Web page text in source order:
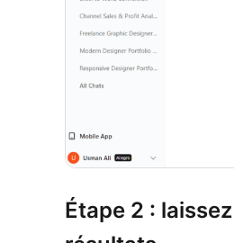
Étape 2 :